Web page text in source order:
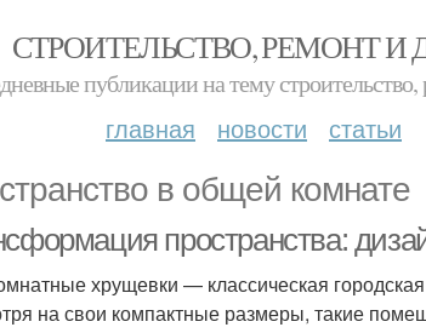
СТРОИТЕЛЬСТВО, РЕМОНТ И
публикации на тему
главная новости статьи
в общей комнате
пространства:
хрущевки — классическая
на свои компактные размеры, такие